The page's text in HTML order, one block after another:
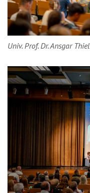
Univ. Prof. Dr. Ansgar Thiel